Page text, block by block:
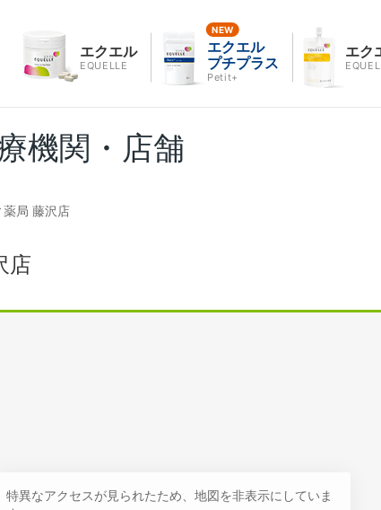
エクエル
EQUELLE
エクエル
プチプラス
Petit+
エク
機関・店舗
薬局 藤沢店
店
特異なアクセスが見られたため、地図を非表示にしていま